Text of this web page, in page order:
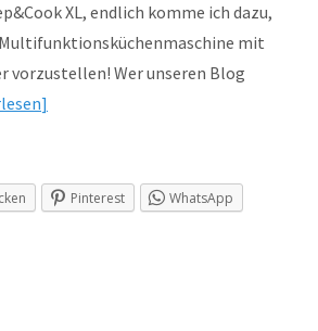
XL, endlich komme ich dazu,
mit
vorzustellen! Wer unseren Blog
Pinterest
WhatsApp